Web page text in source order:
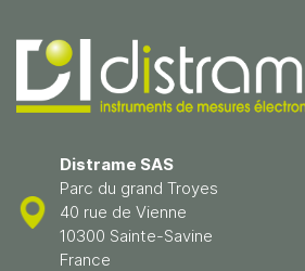
Distrame SAS
Parc du grand Troyes
40 rue de Vienne
10300 Sainte-Savine
France